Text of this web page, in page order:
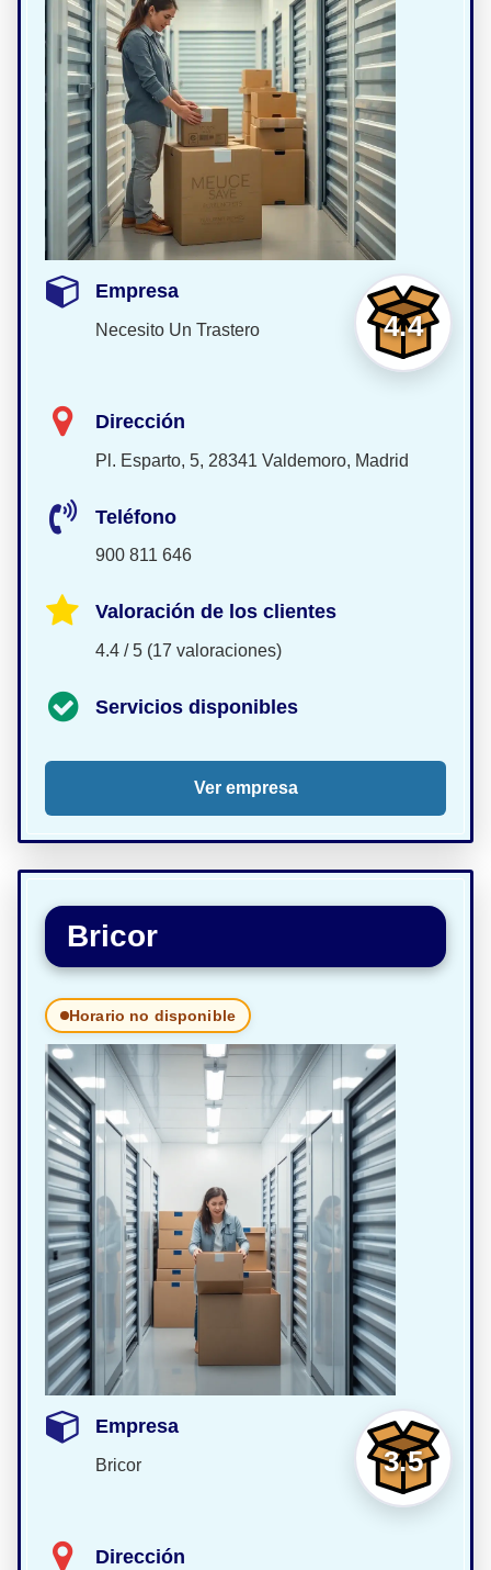
4.4
Empresa
Necesito Un Trastero
Dirección
Pl. Esparto, 5, 28341 Valdemoro, Madrid
Teléfono
900 811 646
Valoración de los clientes
4.4 / 5 (17 valoraciones)
Servicios disponibles
Ver empresa
Bricor
Horario no disponible
3.5
Empresa
Bricor
Dirección